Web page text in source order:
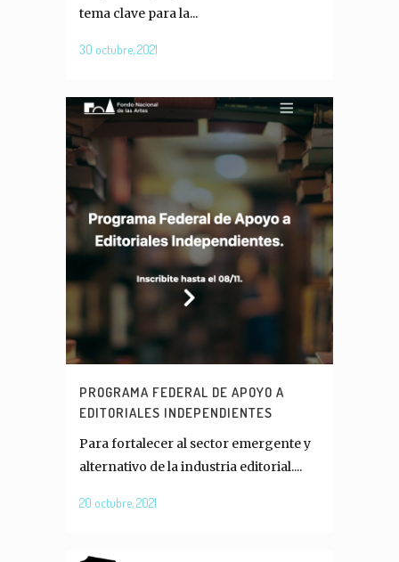
tema clave para la...
30 octubre, 2021
PROGRAMA FEDERAL DE APOYO A
EDITORIALES INDEPENDIENTES
Para fortalecer al sector emergente y
alternativo de la industria editorial....
20 octubre, 2021